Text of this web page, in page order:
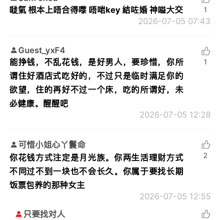
嘥氣 根本上唔合得嚟 唔啱key 結咗婚 神嗌大交
2026-07-05 07:43
1
Guest_yxF4
能挣钱，不乱花钱，是好男人，要珍惜，你所
谓住好酒店式吃好的，不过只是临时满足你的
欲望，住的再好不过一个床，吃的所谓好，未
必健康。醒醒吧
2026-07-05 12:28
1
可惜小姐心丫鬟命
你花钱方式注定是月光族。你两生活理财方式
不同过不到一块也不会长久。你属于要找长期
饭票包养的那种女主
2026-07-05 12:55
2
只要找对人